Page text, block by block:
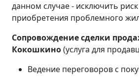
данном случае - исключить
приобретения проблемного
Сопровождение сделки
Кокошкино(услуга для
Ведение переговоров с